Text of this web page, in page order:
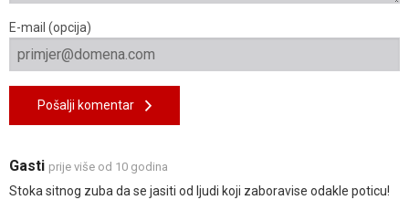
E-mail (opcija)
Pošalji komentar
Gasti prije više od 10 godina
Stoka sitnog zuba da se jasiti od ljudi koji zaboravise odakle poticu!